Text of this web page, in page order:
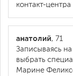
контакт-
анатолий, 71
Записываясь
выбрать
Марине